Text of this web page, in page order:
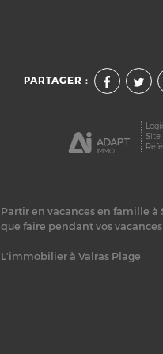
PARTAGER :
Partir en vacances en famille à
que faire pendant vos vacances
L’immobilier à Valras Plage